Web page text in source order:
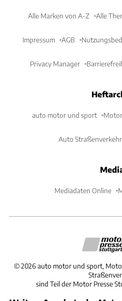
Alle Marken von A-Z Alle
Impressum AGB
Privacy Manager
auto motor und sport
Auto Straßenverkehr
Mediadaten Online
©2026 auto motor und sport,
sind Teil der Motor Presse